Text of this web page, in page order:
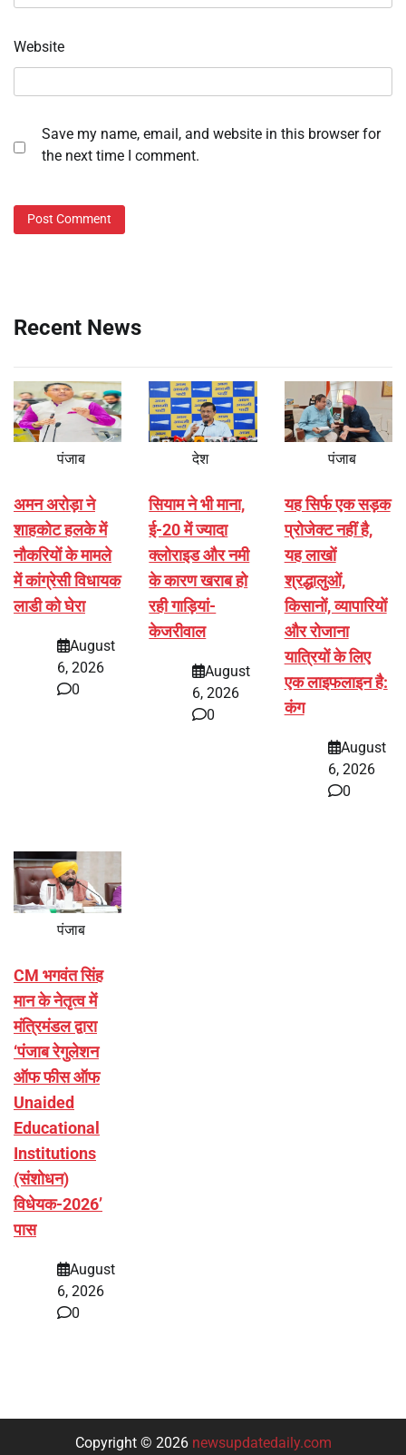
Website
Save my name, email, and website in this browser for
the next time I comment.
Recent News
पंजाब
अमन अरोड़ा ने
शाहकोट हलके में
नौकरियों के मामले
में कांग्रेसी विधायक
लाडी को घेरा
August
6, 2026
0
देश
सियाम ने भी माना,
ई-20 में ज्यादा
क्लोराइड और नमी
के कारण खराब हो
रही गाड़ियां-
केजरीवाल
August
6, 2026
0
पंजाब
यह सिर्फ एक सड़क
प्रोजेक्ट नहीं है,
यह लाखों
श्रद्धालुओं,
किसानों, व्यापारियों
और रोजाना
यात्रियों के लिए
एक लाइफलाइन है:
कंग
August
6, 2026
0
पंजाब
CM भगवंत सिंह
मान के नेतृत्व में
मंत्रिमंडल द्वारा
‘पंजाब रेगुलेशन
ऑफ फीस ऑफ
Unaided
Educational
Institutions
(संशोधन)
विधेयक-2026’
पास
August
6, 2026
0
Copyright © 2026 newsupdatedaily.com